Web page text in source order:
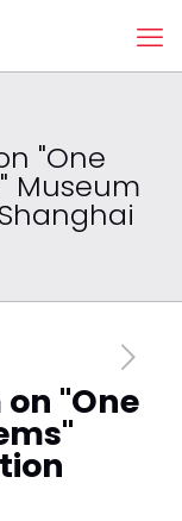
"One
Museum
"One